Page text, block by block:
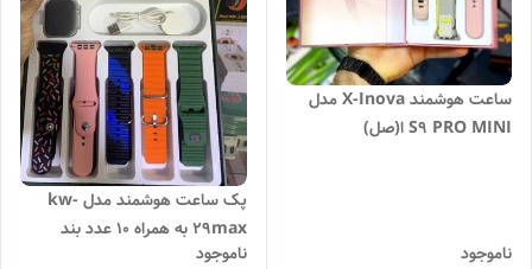
ساعت هوشمند X-Inova مدل
S9 PRO MINI ا(صل)
ناموجود
پک ساعت هوشمند مدل kw-
29max به همراه 10 عدد بند
ناموجود